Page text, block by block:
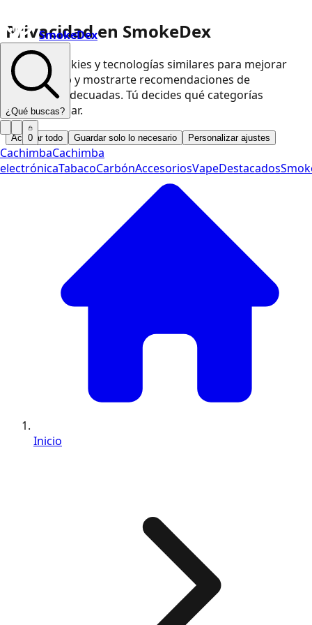
Privacidad en SmokeDex
Usamos cookies y tecnologías similares para mejorar
nuestra web y mostrarte recomendaciones de
productos adecuadas. Tú decides qué categorías
podemos usar.
Aceptar todo Guardar solo lo necesario Personalizar ajustes
SmokeDex
¿Qué buscas?
0
CachimbaCachimba
electrónicaTabacoCarbónAccesoriosVapeDestacados
Inicio